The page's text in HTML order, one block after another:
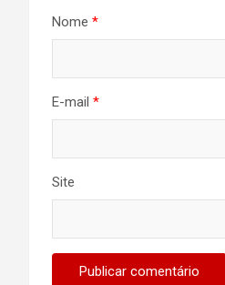
Nome *
E-mail *
Site